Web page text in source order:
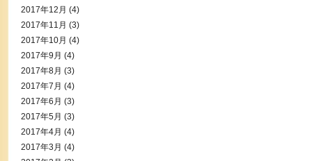
2017年12月 (4)
2017年11月 (3)
2017年10月 (4)
2017年9月 (4)
2017年8月 (3)
2017年7月 (4)
2017年6月 (3)
2017年5月 (3)
2017年4月 (4)
2017年3月 (4)